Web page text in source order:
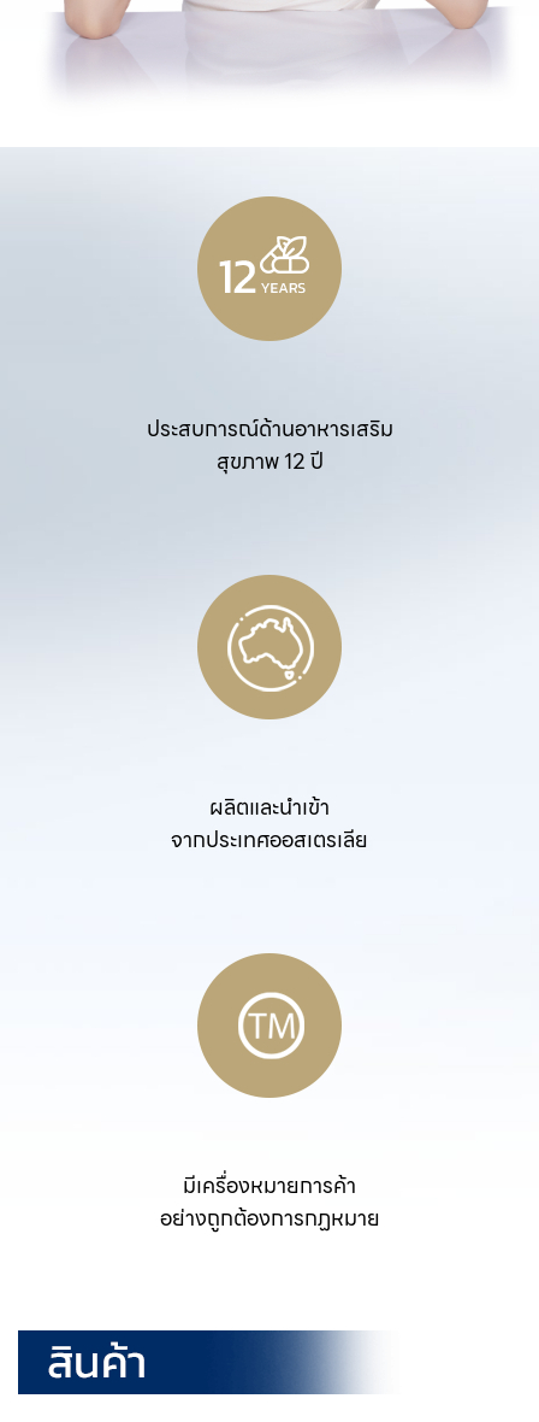
ประสบการณ์ด้านอาหารเสริม
สุขภาพ 12 ปี
ผลิตและนำเข้า
จากประเทศออสเตรเลีย
มีเครื่องหมายการค้า
อย่างถูกต้องการกฏหมาย